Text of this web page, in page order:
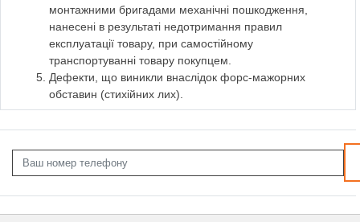
монтажними бригадами механічні пошкодження,
нанесені в результаті недотримання правил
експлуатації товару, при самостійному
транспортуванні товару покупцем.
Дефекти, що виникли внаслідок форс-мажорних
обставин (стихійних лих).